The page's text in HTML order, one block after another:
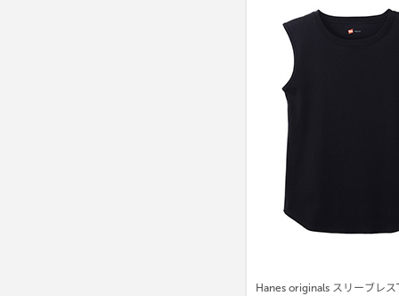
Hanes originals スリーブレス